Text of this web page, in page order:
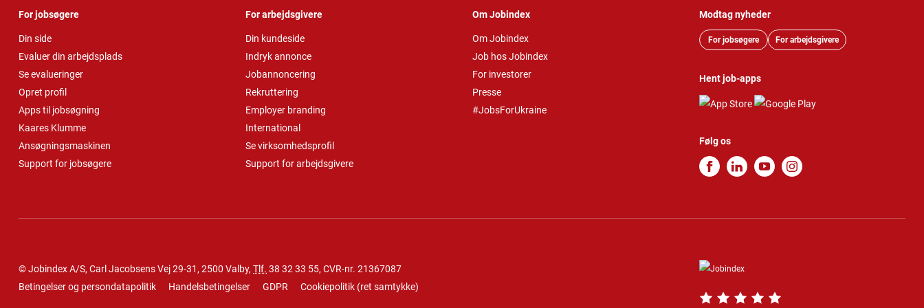
For jobsøgere
Din side
Evaluer din arbejdsplads
Se evalueringer
Opret profil
Apps til jobsøgning
Kaares Klumme
Ansøgningsmaskinen
Support for jobsøgere
For arbejdsgivere
Din kundeside
Indryk annonce
Jobannoncering
Rekruttering
Employer branding
International
Se virksomhedsprofil
Support for arbejdsgivere
Om Jobindex
Om Jobindex
Job hos Jobindex
For investorer
Presse
#JobsForUkraine
Modtag nyheder
For jobsøgere For arbejdsgivere
Hent job-apps
Følg os
© Jobindex A/S, Carl Jacobsens Vej 29-31, 2500 Valby, Tlf. 38 32 33 55, CVR-nr. 21367087
Betingelser og persondatapolitik
Handelsbetingelser GDPR Cookiepolitik (ret samtykke)